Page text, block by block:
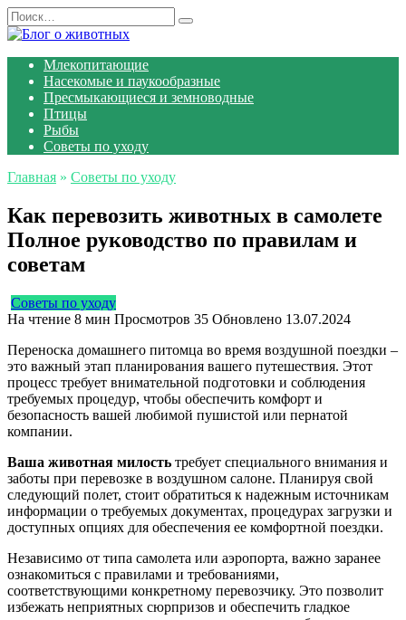
Перейти
к
Search
for:
Млекопитающие
Насекомые и паукообразные
Пресмыкающиеся и земноводные
Птицы
Рыбы
Советы по уходу
Главная » Советы по уходу
Как перевозить животных в самолете
Полное руководство по правилам и
советам
Советы по уходу
На чтение 8 мин Просмотров 35 Обновлено 13.07.2024
Переноска домашнего питомца во время воздушной поездки –
это важный этап планирования вашего путешествия. Этот
процесс требует внимательной подготовки и соблюдения
требуемых процедур, чтобы обеспечить комфорт и
безопасность вашей любимой пушистой или пернатой
компании.
Ваша животная милость требует специального внимания и
заботы при перевозке в воздушном салоне. Планируя свой
следующий полет, стоит обратиться к надежным источникам
информации о требуемых документах, процедурах загрузки и
доступных опциях для обеспечения ее комфортной поездки.
Независимо от типа самолета или аэропорта, важно заранее
ознакомиться с правилами и требованиями,
соответствующими конкретному перевозчику. Это позволит
избежать неприятных сюрпризов и обеспечить гладкое